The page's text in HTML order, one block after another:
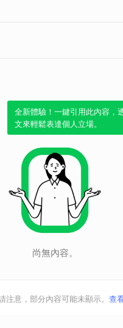
全新體驗！一鍵引用此內容，
文來輕鬆表達個人立場。
尚無內容。
注意，部分內容可能未顯示。 查